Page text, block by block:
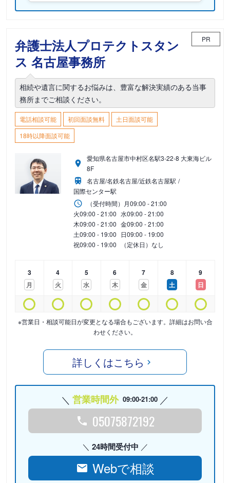
弁護士法人プロテクトスタン
ス 名古屋事務所
PR
相続や遺言に関するお悩みは、豊富な解決実績のある当事
務所までご相談ください。
電話相談可能 初回面談無料
土日面談可能
18時以降面談可能
愛知県名古屋市中村区名駅3-22-8 大東海ビル
8F
名古屋/名鉄名古屋/近鉄名古屋駅
国際センター駅
（受付時間） 月09:00 - 21:00
火09:00 - 21:00 水09:00 - 21:00
木09:00 - 21:00 金09:00 - 21:00
土09:00 - 19:00 日09:00 - 19:00
祝09:00 - 19:00 （定休日）なし
3
月
4
火
5
水
6
木
7
金
8
土
9
日
※営業日・相談可能日が変更となる場合もございます。詳細はお問い合
わせください。
詳しくはこちら
営業時間外 09:00-21:00
05075872192
24時間受付中
Webで相談